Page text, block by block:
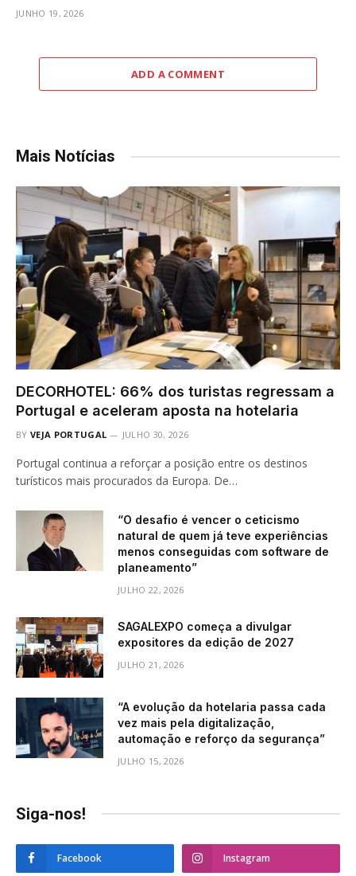
JUNHO 19, 2026
ADD A COMMENT
Mais Notícias
DECORHOTEL: 66% dos turistas regressam a
Portugal e aceleram aposta na hotelaria
BY VEJA PORTUGAL JULHO 30, 2026
Portugal continua a reforçar a posição entre os destinos
turísticos mais procurados da Europa. De…
“O desafio é vencer o ceticismo
natural de quem já teve experiências
menos conseguidas com software de
planeamento”
JULHO 22, 2026
SAGALEXPO começa a divulgar
expositores da edição de 2027
JULHO 21, 2026
“A evolução da hotelaria passa cada
vez mais pela digitalização,
automação e reforço da segurança”
JULHO 15, 2026
Siga-nos!
Facebook Instagram